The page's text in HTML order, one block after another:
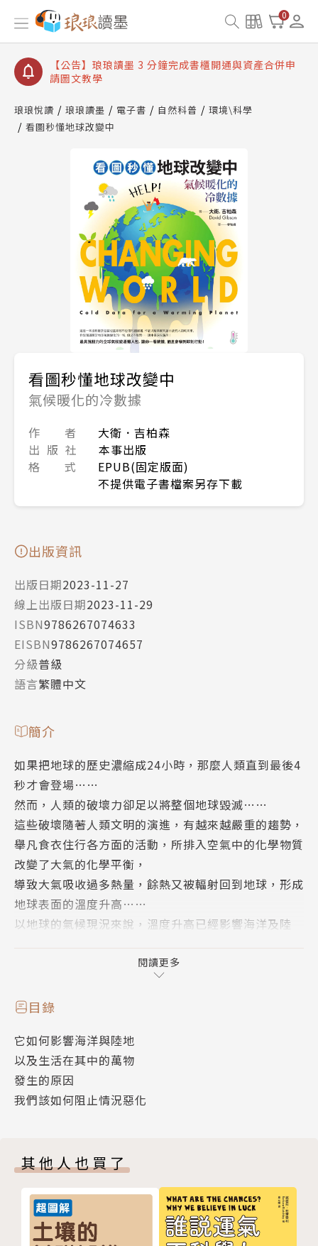
0
【公告】琅琅讀墨數位閱讀資產合併與書櫃開通申請
【公告】琅琅讀墨書櫃開通常見問題
【公告】琅琅讀墨 3 分鐘完成書櫃開通與資產合併申
請圖文教學
查詢
【公告】琅琅讀墨數位閱讀資產合併與書櫃開通申請
琅琅悅讀 琅琅讀墨 電子書 自然科普
環境\科學
看圖秒懂地球改變中
看圖秒懂地球改變中
氣候暖化的冷數據
作 者
大衛．吉柏森
出 版 社
本事出版
格 式
EPUB(固定版面)
不提供電子書檔案另存下載
出版資訊
出版日期2023-11-27
線上出版日期2023-11-29
ISBN9786267074633
EISBN9786267074657
分級普級
語言繁體中文
簡介
如果把地球的歷史濃縮成24小時，那麼人類直到最後4
秒才會登場……
然而，人類的破壞力卻足以將整個地球毀滅……
這些破壞隨著人類文明的演進，有越來越嚴重的趨勢，
舉凡食衣住行各方面的活動，所排入空氣中的化學物質
改變了大氣的化學平衡，
導致大氣吸收過多熱量，餘熱又被輻射回到地球，形成
地球表面的溫度升高……
以地球的氣候現況來說，溫度升高已經影響海洋及陸
身為始作俑者的我們，該如何阻止這些情況繼續惡化？
．當我們燃燒石油、天然氣、煤礦以獲取能源時，會產
生什麼後果？
．停止吃紅肉好還是拒絕開車好？
．吃蟲可以救地球？！你沒看錯！
．回收1根香蕉皮製造的能源，足以充飽2支手機的用
電！
隨著氣候變化的影響變得越來越明顯，
混亂的訊息使人們難以看清事實，
更難找出解決問題的最佳方式。
閱讀更多
目錄
它如何影響海洋與陸地
以及生活在其中的萬物
發生的原因
我們該如何阻止情況惡化
其他人也買了